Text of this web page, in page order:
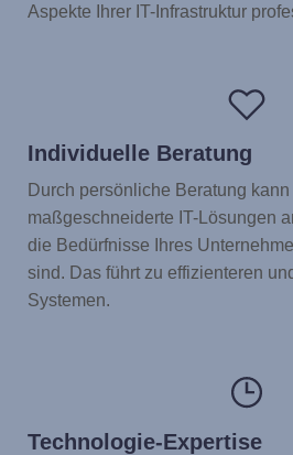
Aspekte Ihrer IT-Infrastruktur
Individuelle Beratung
Durch persönliche Beratung
maßgeschneiderte IT-Lösungen
die Bedürfnisse Ihres
sind. Das führt zu effizienteren
Systemen.
Technologie-Expertise